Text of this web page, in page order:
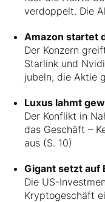
verdoppelt. Die
Amazon startet
Der Konzern
Starlink und
jubeln, die Aktie
Luxus lahmt
Der Konflikt in
das Geschäft –
aus (S. 10)
Gigant setzt auf
Die US-
Kryptogeschäft